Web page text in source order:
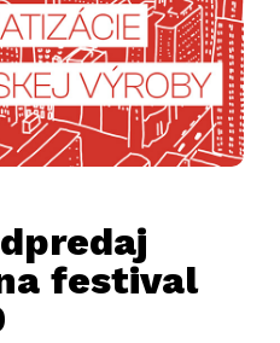
festival